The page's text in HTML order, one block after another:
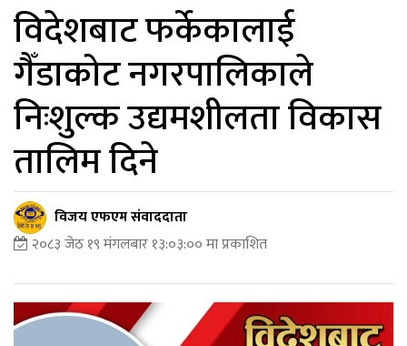
विदेशबाट फर्केकालाई
गैँडाकोट नगरपालिकाले
निःशुल्क उद्यमशीलता विकास
तालिम दिने
विजय एफएम संवाददाता
२०८३ जेठ १९ मंगलबार १३:०३:०० मा प्रकाशित